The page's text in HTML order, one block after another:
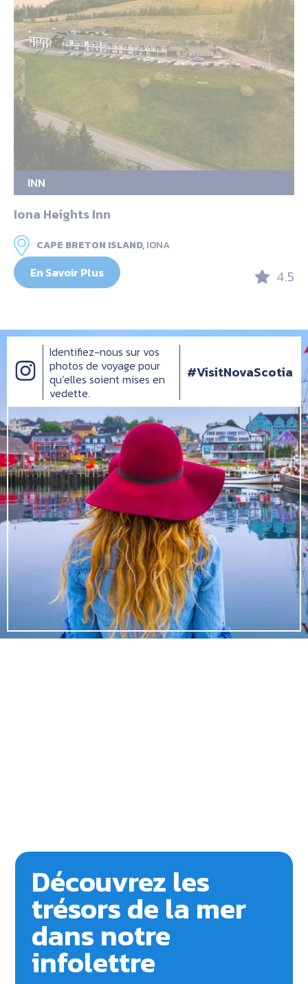
INN
Iona Heights Inn
CAPE BRETON ISLAND,IONA
En Savoir Plus 4.5
Identifiez-nous sur vos
photos de voyage pour
qu’elles soient mises en
vedette.
#VisitNovaScotia
Découvrez les
trésors de la mer
dans notre
infolettre